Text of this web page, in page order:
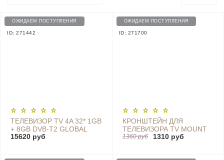
ОЖИДАЕМ ПОСТУПЛЕНИЯ
ID: 271442
ТЕЛЕВИЗОР TV 4A 32* 1GB
+ 8GB DVB-T2 GLOBAL
(2019)
15620 руб
ОЖИДАЕМ ПОСТУПЛЕНИЯ
ID: 271700
КРОНШТЕЙН ДЛЯ
ТЕЛЕВИЗОРА TV MOUNT
26*- 65*
1360 руб 1310 руб